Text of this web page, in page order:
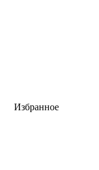
Избранное